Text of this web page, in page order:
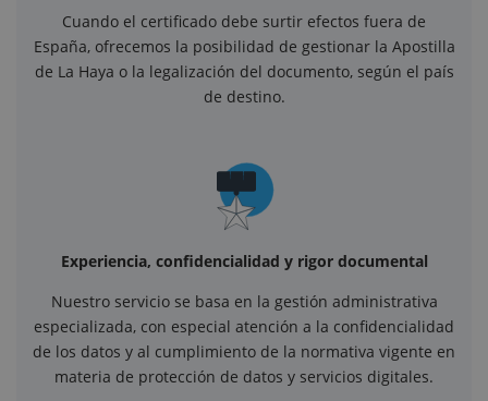
Cuando el certificado debe surtir efectos fuera de
España, ofrecemos la posibilidad de gestionar la Apostilla
de La Haya o la legalización del documento, según el país
de destino.
Experiencia, confidencialidad y rigor documental
Nuestro servicio se basa en la gestión administrativa
especializada, con especial atención a la confidencialidad
de los datos y al cumplimiento de la normativa vigente en
materia de protección de datos y servicios digitales.